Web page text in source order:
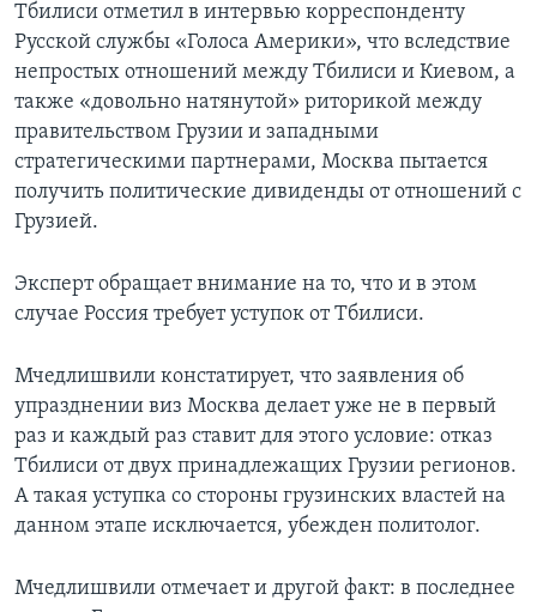
Тбилиси отметил в интервью корреспонденту
Русской службы «Голоса Америки», что вследствие
непростых отношений между Тбилиси и Киевом, а
также «довольно натянутой» риторикой между
правительством Грузии и западными
стратегическими партнерами, Москва пытается
получить политические дивиденды от отношений с
Грузией.
Эксперт обращает внимание на то, что и в этом
случае Россия требует уступок от Тбилиси.
Мчедлишвили констатирует, что заявления об
упразднении виз Москва делает уже не в первый
раз и каждый раз ставит для этого условие: отказ
Тбилиси от двух принадлежащих Грузии регионов.
А такая уступка со стороны грузинских властей на
данном этапе исключается, убежден политолог.
Мчедлишвили отмечает и другой факт: в последнее